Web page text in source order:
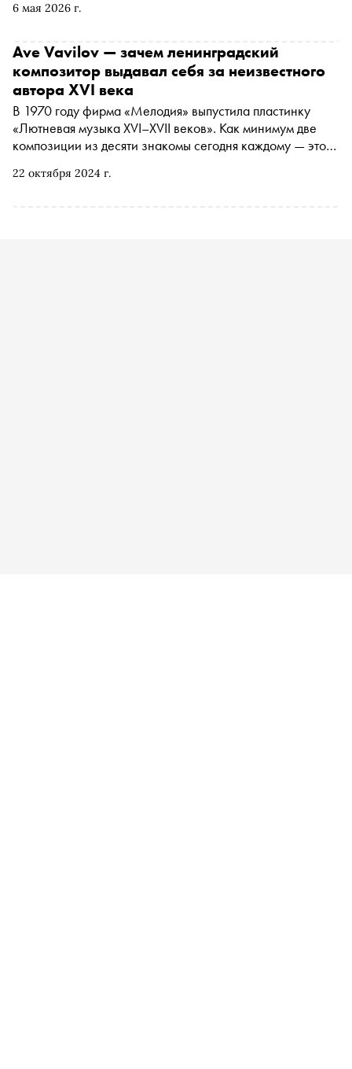
6 мая 2026 г.
заняться и куда сходить на ближайшей неделе
22 октября 2024 г.
Ave Vavilov — зачем ленинградский
композитор выдавал себя за неизвестного
автора XVI века
В 1970 году фирма «Мелодия» выпустила пластинку
«Лютневая музыка XVI–XVII веков». Как минимум две
композиции из десяти знакомы сегодня каждому — это
«Город золотой». Спустя 30 с лишним лет после выхода